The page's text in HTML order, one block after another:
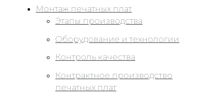
Монтаж печатных плат
Этапы производства
Оборудование и технологии
Контроль качества
Контрактное производство
печатных плат